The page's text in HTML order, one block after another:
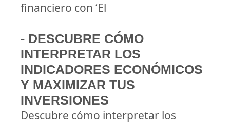
financiero con ‘El
- DESCUBRE CÓMO
INTERPRETAR LOS
INDICADORES ECONÓMICOS
Y MAXIMIZAR TUS
INVERSIONES
Descubre cómo interpretar los